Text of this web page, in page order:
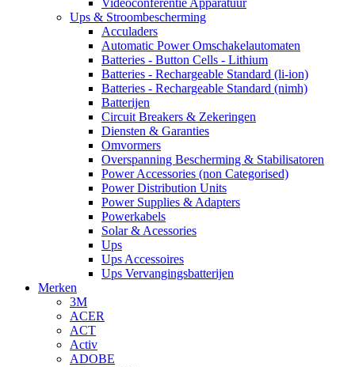
Ups & Stroombescherming
Acculaders
Automatic Power Omschakelautomaten
Batteries - Button Cells - Lithium
Batteries - Rechargeable Standard (li-ion)
Batteries - Rechargeable Standard (nimh)
Batterijen
Circuit Breakers & Zekeringen
Diensten & Garanties
Omvormers
Overspanning Bescherming & Stabilisatoren
Power Accessories (non Categorised)
Power Distribution Units
Power Supplies & Adapters
Powerkabels
Solar & Acessories
Ups
Ups Accessoires
Ups Vervangingsbatterijen
Merken
3M
ACER
ACT
Activ
ADOBE